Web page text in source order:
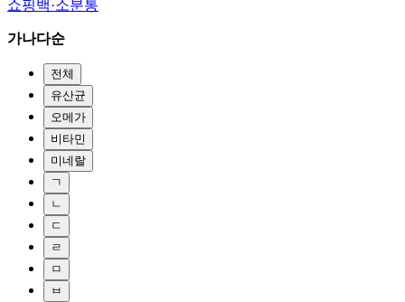
쇼핑백·소분통
가나다순
전체
유산균
오메가
비타민
미네랄
ㄱ
ㄴ
ㄷ
ㄹ
ㅁ
ㅂ